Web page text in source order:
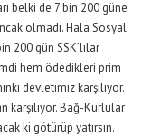
belki de 7 bin 200 güne
olmadı. Hala Sosyal
200 gün SSK’lılar
hem ödedikleri prim
devletimiz karşılıyor.
karşılıyor. Bağ-Kurlular
ki götürüp yatırsın.